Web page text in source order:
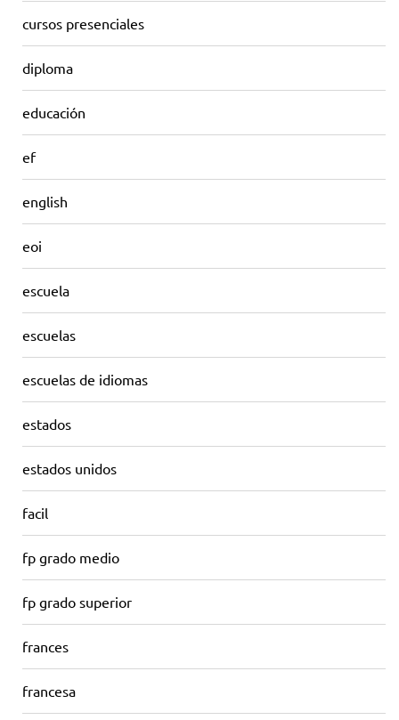
cursos presenciales
diploma
educación
ef
english
eoi
escuela
escuelas
escuelas de idiomas
estados
estados unidos
facil
fp grado medio
fp grado superior
frances
francesa